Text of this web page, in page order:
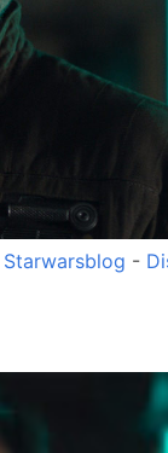
Starwarsblog -